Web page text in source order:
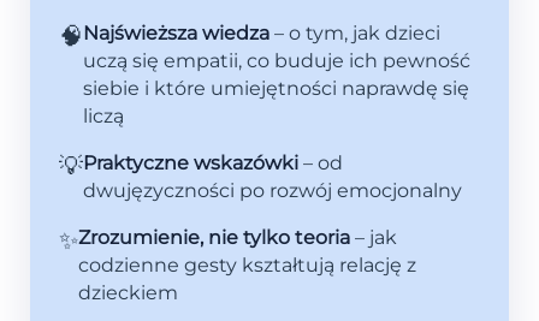
🧠Najświeższa wiedza– o tym, jak dzieci
uczą się empatii, co buduje ich pewność
siebie i które umiejętności naprawdę się
liczą
💡Praktyczne wskazówki– od
dwujęzyczności po rozwój emocjonalny
✨Zrozumienie, nie tylko teoria– jak
codzienne gesty kształtują relację z
dzieckiem